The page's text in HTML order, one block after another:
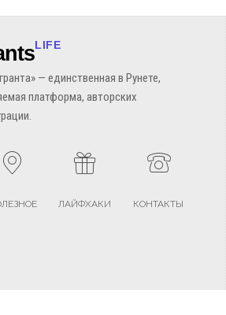
LIFE
— единственная в Рунете,
платформа, авторских
ЛАЙФХАКИ КОНТАКТЫ